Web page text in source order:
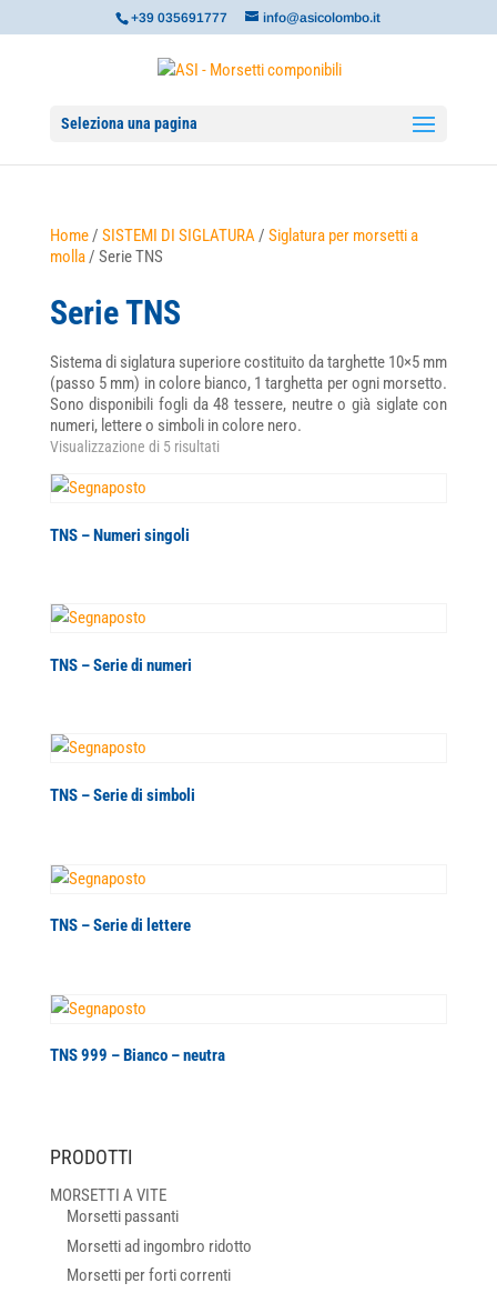
+39 035691777 info@asicolombo.it
Seleziona una pagina
Home/ SISTEMI DI SIGLATURA/ Siglatura per morsetti a
molla/ Serie TNS
Serie TNS
Sistema di siglatura superiore costituito da targhette 10×5 mm
(passo 5 mm) in colore bianco, 1 targhetta per ogni morsetto.
Sono disponibili fogli da 48 tessere, neutre o già siglate con
numeri, lettere o simboli in colore nero.
Visualizzazione di 5 risultati
TNS – Numeri singoli
TNS – Serie di numeri
TNS – Serie di simboli
TNS – Serie di lettere
TNS 999 – Bianco – neutra
PRODOTTI
MORSETTI A VITE
Morsetti passanti
Morsetti ad ingombro ridotto
Morsetti per forti correnti